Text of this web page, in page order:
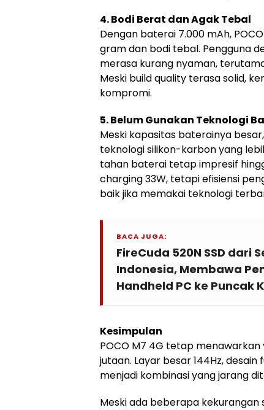
4. Bodi Berat dan Agak Tebal
Dengan baterai 7.000 mAh,
gram dan bodi tebal. Pengguna
merasa kurang nyaman,
Meski build quality terasa solid,
kompromi.
5. Belum Gunakan Teknologi
Meski kapasitas baterainya
teknologi silikon-karbon yang
tahan baterai tetap impresif
charging 33W, tetapi efisiensi
baik jika memakai teknologi
BACA JUGA:
FireCuda 520N SSD dari
Indonesia, Membawa
Handheld PC ke Puncak
Kesimpulan
POCO M7 4G tetap menawarkan
jutaan. Layar besar 144Hz,
menjadi kombinasi yang jarang
Meski ada beberapa